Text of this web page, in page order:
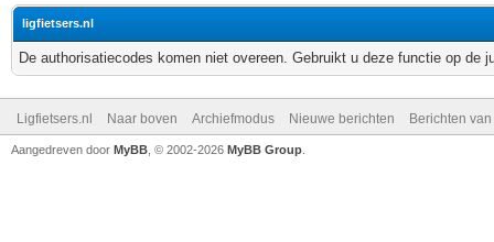
ligfietsers.nl
De authorisatiecodes komen niet overeen. Gebruikt u deze functie op de
Ligfietsers.nl Naar boven Archiefmodus Nieuwe berichten Berichten
Aangedreven door MyBB , © 2002-2026 MyBB Group